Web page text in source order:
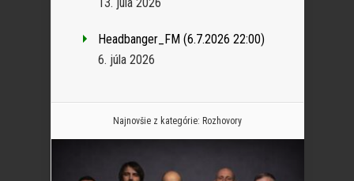
Headbanger_FM (6.7.2026 22:00)
6. júla 2026
Najnovšie z kategórie: Rozhovory